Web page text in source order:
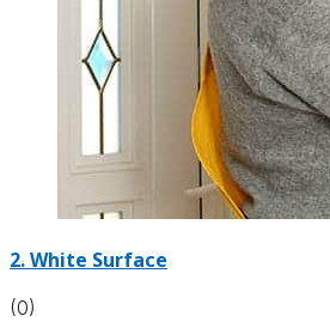
2. White Surface
(0)